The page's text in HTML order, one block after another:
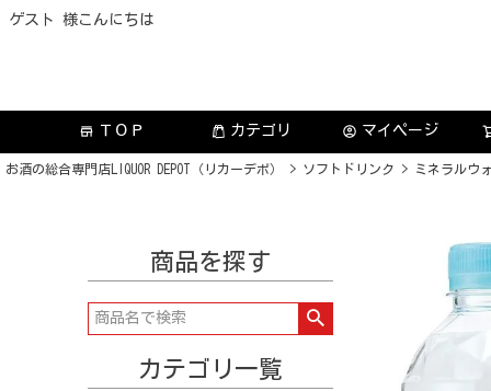
ゲスト 様こんにちは
store ＴＯＰ カテゴリ account_circle マイページ
お酒の総合専門店LIQUOR DEPOT（リカーデポ） ソフトドリンク ミネラルウ
商品を探す
カテゴリ一覧